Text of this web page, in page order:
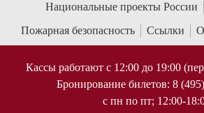
Национальные проекты России
Пожарная безопасность
Ссылки О
Кассы работают с 12:00 до 19:00
Бронирование билетов: 8
с пн по пт; 12:00-